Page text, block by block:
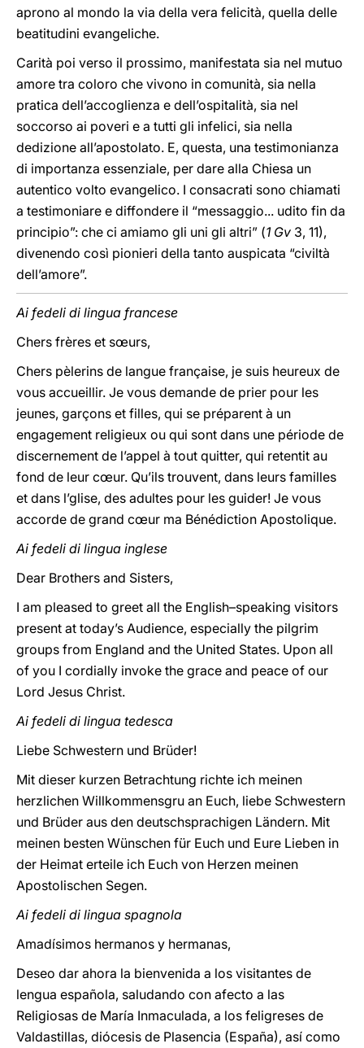
aprono al mondo la via della vera felicità, quella delle
beatitudini evangeliche.
Carità poi verso il prossimo, manifestata sia nel mutuo
amore tra coloro che vivono in comunità, sia nella
pratica dell’accoglienza e dell’ospitalità, sia nel
soccorso ai poveri e a tutti gli infelici, sia nella
dedizione all’apostolato. E, questa, una testimonianza
di importanza essenziale, per dare alla Chiesa un
autentico volto evangelico. I consacrati sono chiamati
a testimoniare e diffondere il “messaggio... udito fin da
principio”: che ci amiamo gli uni gli altri” (1 Gv 3, 11),
divenendo così pionieri della tanto auspicata “civiltà
dell’amore”.
Ai fedeli di lingua francese
Chers frères et sœurs,
Chers pèlerins de langue française, je suis heureux de
vous accueillir. Je vous demande de prier pour les
jeunes, garçons et filles, qui se préparent à un
engagement religieux ou qui sont dans une période de
discernement de l’appel à tout quitter, qui retentit au
fond de leur cœur. Qu’ils trouvent, dans leurs familles
et dans l’glise, des adultes pour les guider! Je vous
accorde de grand cœur ma Bénédiction Apostolique.
Ai fedeli di lingua inglese
Dear Brothers and Sisters,
I am pleased to greet all the English–speaking visitors
present at today’s Audience, especially the pilgrim
groups from England and the United States. Upon all
of you I cordially invoke the grace and peace of our
Lord Jesus Christ.
Ai fedeli di lingua tedesca
Liebe Schwestern und Brüder!
Mit dieser kurzen Betrachtung richte ich meinen
herzlichen Willkommensgru an Euch, liebe Schwestern
und Brüder aus den deutschsprachigen Ländern. Mit
meinen besten Wünschen für Euch und Eure Lieben in
der Heimat erteile ich Euch von Herzen meinen
Apostolischen Segen.
Ai fedeli di lingua spagnola
Amadísimos hermanos y hermanas,
Deseo dar ahora la bienvenida a los visitantes de
lengua española, saludando con afecto a las
Religiosas de María Inmaculada, a los feligreses de
Valdastillas, diócesis de Plasencia (España), así como